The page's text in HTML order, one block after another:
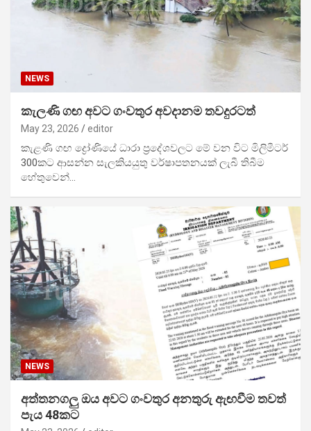
NEWS
කැලණි ගඟ අවට ගංවතුර අවදානම තවදුරටත්
May 23, 2026 editor
කැළණි ගඟ ද්‍රෝණියේ ධාරා ප්‍රදේශවලට මේ වන විට මිලිමීටර්
300කට ආසන්න සැලකියයුතු වර්ෂාපතනයක් ලැබී තිබීම
හේතුවෙන්…
NEWS
අත්තනගලු ඔය අවට ගංවතුර අනතුරු ඇඟවීම තවත්
පැය 48කට